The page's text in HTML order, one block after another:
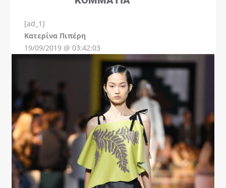
[ad_1]
Kατερίνα Πιπέρη
19/09/2019 @ 03:42:03